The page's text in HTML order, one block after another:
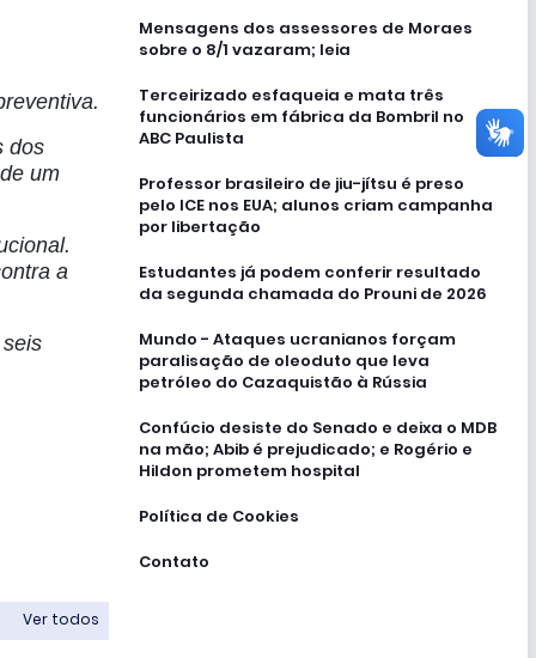
dos
um
a
Ver todos
Mensagens dos assessores de Moraes
sobre o 8/1 vazaram; leia
Terceirizado esfaqueia e mata três
funcionários em fábrica da Bombril no
ABC Paulista
Professor brasileiro de jiu-jítsu é preso
pelo ICE nos EUA; alunos criam campanha
por libertação
Estudantes já podem conferir resultado
da segunda chamada do Prouni de 2026
Mundo - Ataques ucranianos forçam
paralisação de oleoduto que leva
petróleo do Cazaquistão à Rússia
Confúcio desiste do Senado e deixa o MDB
na mão; Abib é prejudicado; e Rogério e
Hildon prometem hospital
Política de Cookies
Contato